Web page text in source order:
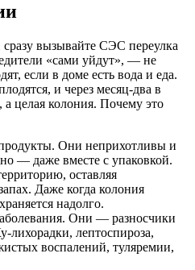
вызывайте СЭС переулка
«сами уйдут», — не
если в доме есть вода и еда.
и через месяц-два в
а целая колония. Почему это
Они неприхотливы и
— даже вместе с упаковкой.
оставляя
Даже когда колония
надолго.
Они — разносчики
лептоспироза,
воспалений, туляремии,